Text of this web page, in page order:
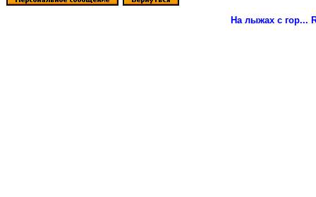
На лыжах с гор...